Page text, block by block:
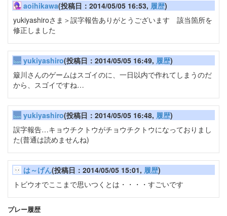
aoihikawa(投稿日：2014/05/05 16:53, 履歴)
yukiyashiroさま＞誤字報告ありがとうございます 該当箇所を
修正しました
yukiyashiro(投稿日：2014/05/05 16:49, 履歴)
簸川さんのゲームはスゴイのに、一日以内で作れてしまうのだ
から、スゴイですね…
yukiyashiro(投稿日：2014/05/05 16:48, 履歴)
誤字報告…キョウチクトウがチョウチクトウになっておりまし
た(普通は読めませんね)
は～げん(投稿日：2014/05/05 15:01, 履歴)
トビウオでここまで思いつくとは・・・・すごいです
プレー履歴